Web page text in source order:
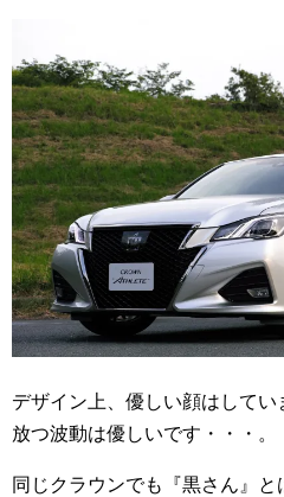
デザイン上、優しい顔はして
放つ波動は優しいです・・・。
同じクラウンでも『黒さん』